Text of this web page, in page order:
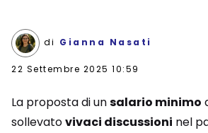
di Gianna Nasati
22 Settembre 2025 10:59
La proposta di unsalario minimo
sollevatovivaci discussioni nel